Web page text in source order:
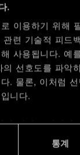
.
이용하기 위해
련 기술적 피드
사용됩니다. 예
선호도를 파악
. 물론, 이처럼
니다.
설정은 아래의
통계